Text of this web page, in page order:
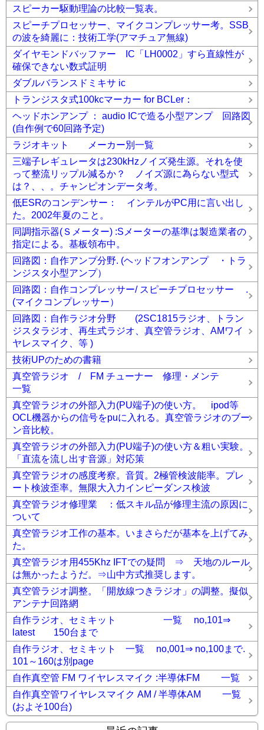
スピーカー駆動理論の比較一覧表。
スピーチプロセッサー、マイクコンプレッサー考。SSB
の波を綺麗に：技術工学(アマチュア無線)
ダイヤモンドバッファー IC「LH0002」すら直線性が
確保できない数式証明
ダブルバランスドミキサ ic
トランジスタ式100kcマーカー for BCLer：
ヘッドホンアンプ ： audio ICで造る小型アンプ 回路図
(自作例で60回路予定)
ラジオキット メーカー別一覧
三端子レギュレータは230kHzノイズ発生源。それを使
って整流リップル減るか？ ノイズ源に為らない型式
は？、、。チャンピオンデータ考。
低ESRのコンデンサー： インテルがPC用に言い出し
た。2002年夏のこと。
同調指示器(Ｓメーター) :Sメーターの基準は製造業者の
指定による。基板領布中。
回路図：自作アンプ分野. (ヘッドフオンアンプ ・トラ
ンジスタ小型アンプ）
回路図：自作コンプレッサー/ スピーチプロセッサー .
(マイクコンプレッサー）
回路図：自作ラジオ分野 (2SC1815ラジオ、トラン
ジスタラジオ、再生式ラジオ、真空管ラジオ、AMワイ
ヤレスマイク、等 )
技術UPのための書籍
真空管ラジオ / FM チューナー 修理・メンテ
一覧
真空管ラジオの外部入力(PU端子)の使い方。 ipod等
OCL機器からの信号をpuに入れる。真空管ラジオのブー
ン音比較。
真空管ラジオの外部入力(PU端子)の使い方＆粗い実験。
「直流を流し出す音源」対応策
真空管ラジオの感度考察。音質。2極管検波能率。プレ
ート検波歪率。無限大入力インピーダンス検波
真空管ラジオ修理業 ：低スキル品が修理主流の原因に
ついて
真空管ラジオ工作の基本。いまさらだが基本を上げてみ
た。
真空管ラジオ用455Khz IFTでの疑問 ⇒ 天地のルール
は無かったようだ。⇒山中方式推奨します。
真空管ラジオ調整。「開放線つきラジオ」の調整。擬似
アンテナ回路網
自作ラジオ、セミキット 一覧 no,101⇒
latest 150台まで
自作ラジオ、セミキット 一覧 no,001⇒ no,100まで.
101～160は別page
自作真空管 FM ワイヤレスマイク :半導体FM 一覧
自作真空管ワイヤレスマイク AM / 半導体AM 一覧
(およそ100台)